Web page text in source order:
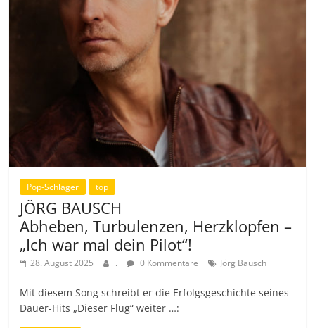
Pop-Schlager top
JÖRG BAUSCH
Abheben, Turbulenzen, Herzklopfen –
„Ich war mal dein Pilot“!
28. August 2025 . 0 Kommentare Jörg Bausch
Mit diesem Song schreibt er die Erfolgsgeschichte seines
Dauer-Hits „Dieser Flug“ weiter …: